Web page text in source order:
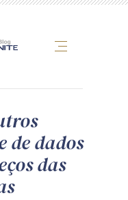
de dados
das